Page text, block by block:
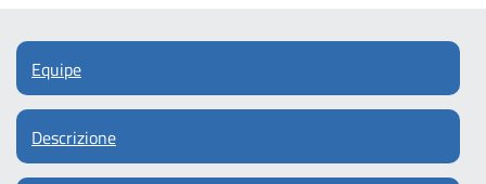
Equipe
Descrizione